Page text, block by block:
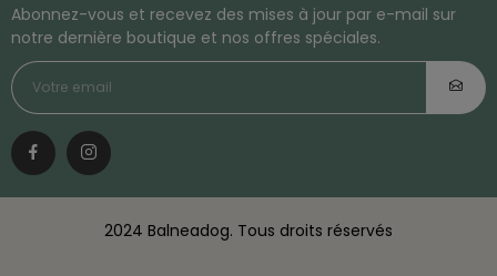
Abonnez-vous et recevez des mises à jour par e-mail sur
notre dernière boutique et nos offres spéciales.
2024 Balneadog. Tous droits réservés